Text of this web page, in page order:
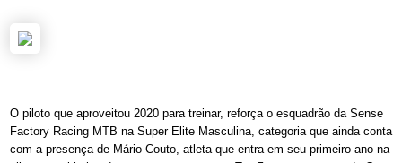
O piloto que aproveitou 2020 para treinar, reforça o esquadrão da Sense
Factory Racing MTB na Super Elite Masculina, categoria que ainda conta
com a presença de Mário Couto, atleta que entra em seu primeiro ano na